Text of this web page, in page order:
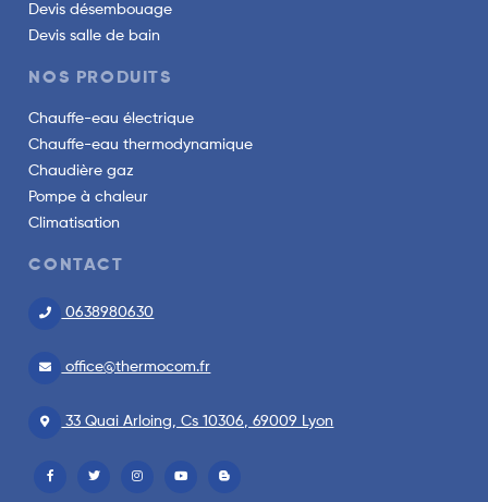
Devis désembouage
Devis salle de bain
NOS PRODUITS
Chauffe-eau électrique
Chauffe-eau thermodynamique
Chaudière gaz
Pompe à chaleur
Climatisation
CONTACT
0638980630
office@thermocom.fr
33 Quai Arloing, Cs 10306, 69009 Lyon